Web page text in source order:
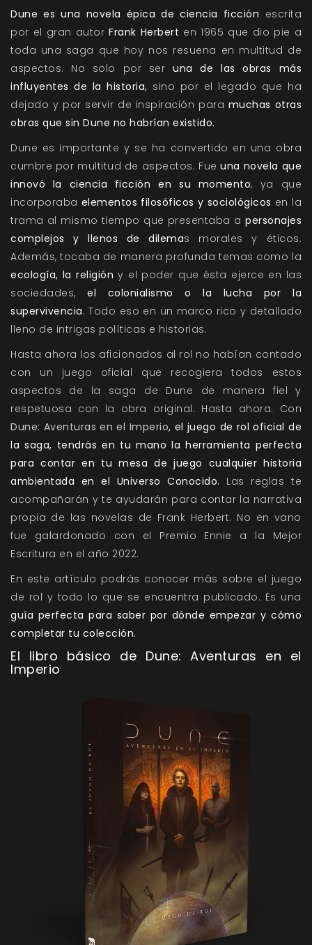
Dune es una novela épica de ciencia ficción escrita
por el gran autor Frank Herbert en 1965 que dio pie a
toda una saga que hoy nos resuena en multitud de
aspectos. No solo por seruna de las obras más
influyentes de la historia, sino por el legado que ha
dejado y por servir de inspiración para muchas otras
obras que sin Dune no habrían existido.
Dune es importante y se ha convertido en una obra
cumbre por multitud de aspectos. Fueuna novela que
innovó la ciencia ficción en su momento, ya que
incorporaba elementos filosóficos y sociológicos en la
trama al mismo tiempo que presentaba a personajes
complejos y llenos de dilemas morales y éticos.
Además, tocaba de manera profunda temas como la
ecología, la religión y el poder que ésta ejerce en las
sociedades, el colonialismo o la lucha por la
supervivencia. Todo eso en un marco rico y detallado
lleno de intrigas políticas e historias.
Hasta ahora los aficionados al rol no habían contado
con un juego oficial que recogiera todos estos
aspectos de la saga de Dune de manera fiel y
respetuosa con la obra original. Hasta ahora. Con
Dune: Aventuras en el Imperio, el juego de rol oficial de
la saga, tendrás en tu mano la herramienta perfecta
para contar en tu mesa de juego cualquier historia
ambientada en el Universo Conocido. Las reglas te
acompañarán y te ayudarán para contar la narrativa
propia de las novelas de Frank Herbert. No en vano
fue galardonado con el Premio Ennie a la Mejor
Escritura en el año 2022.
En este artículo podrás conocer más sobre el juego
de rol y todo lo que se encuentra publicado. Es una
guía perfecta para saber por dónde empezar y cómo
completar tu colección.
El libro básico de Dune: Aventuras en el
Imperio